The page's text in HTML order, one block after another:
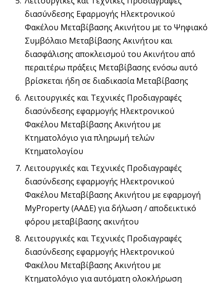
διασύνδεσης Εφαρμογής Ηλεκτρονικού
Φακέλου Μεταβίβασης Ακινήτου με το Ψηφιακό
Συμβόλαιο Μεταβίβασης Ακινήτου και
διασφάλισης αποκλεισμού του Ακινήτου από
περαιτέρω πράξεις Μεταβίβασης ενόσω αυτό
βρίσκεται ήδη σε διαδικασία Μεταβίβασης
Λειτουργικές και Τεχνικές Προδιαγραφές
διασύνδεσης εφαρμογής Ηλεκτρονικού
Φακέλου Μεταβίβασης Ακινήτου με
Κτηματολόγιο για πληρωμή τελών
Κτηματολογίου
Λειτουργικές και Τεχνικές Προδιαγραφές
διασύνδεσης εφαρμογής Ηλεκτρονικού
Φακέλου Μεταβίβασης Ακινήτου με εφαρμογή
MyProperty (ΑΑΔΕ) για δήλωση / αποδεικτικό
φόρου μεταβίβασης ακινήτου
Λειτουργικές και Τεχνικές Προδιαγραφές
διασύνδεσης εφαρμογής Ηλεκτρονικού
Φακέλου Μεταβίβασης Ακινήτου με
Κτηματολόγιο για αυτόματη ολοκλήρωση